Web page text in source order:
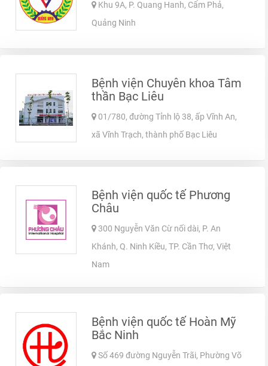
Khu 9A, P. Quang Hanh, Cẩm Phả,
Quảng Ninh
Bệnh viện Chuyên khoa Tâm
thần Bạc Liêu
01/780, đường Tỉnh lộ 38, ấp Vĩnh An,
xã Vĩnh Trạch, thành phố Bạc Liêu
Bệnh viện quốc tế Phương
Châu
300 Nguyễn Văn Cừ nối dài, P. An
Khánh, Q. Ninh Kiều, TP. Cần Thơ, Việt
Nam
Bệnh viện quốc tế Hoàn Mỹ
Bắc Ninh
Số 469 đường Nguyễn Trãi, Phường Võ